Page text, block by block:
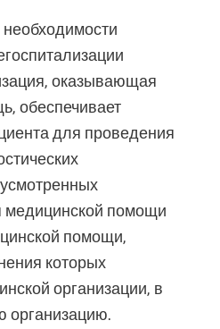
необходимости
оказывающая
обеспечивает
для проведения
медицинской помощи
помощи,
которых
организации, в
организацию.